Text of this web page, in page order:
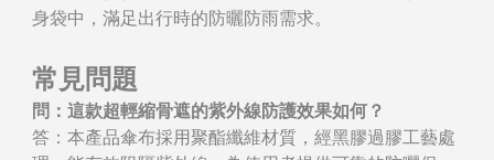
身袋中，滿足出行時的防曬防雨需求。
常見問題
問：這款超輕縮骨遮的紫外線防護效果如何？
答：本產品傘布採用聚酯纖維材質，經黑膠過膠工藝處